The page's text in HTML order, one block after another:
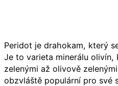
Peridot je drahokam, který
Je to varieta minerálu
zelenými až olivově
obzvláště populární pro své